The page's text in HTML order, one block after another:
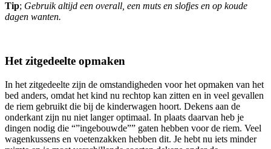
Tip; Gebruik altijd een overall, een muts en slofjes en op koude
dagen wanten.
Het zitgedeelte opmaken
In het zitgedeelte zijn de omstandigheden voor het opmaken van het
bed anders, omdat het kind nu rechtop kan zitten en in veel gevallen
de riem gebruikt die bij de kinderwagen hoort. Dekens aan de
onderkant zijn nu niet langer optimaal. In plaats daarvan heb je
dingen nodig die “”ingebouwde”” gaten hebben voor de riem. Veel
wagenkussens en voetenzakken hebben dit. Je hebt nu iets minder